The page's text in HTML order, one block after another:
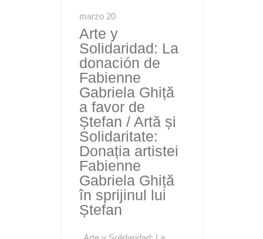
marzo 20
Arte y
Solidaridad: La
donación de
Fabienne
Gabriela Ghiță
a favor de
Ștefan / Artă și
Solidaritate:
Donația artistei
Fabienne
Gabriela Ghiță
în sprijinul lui
Ștefan